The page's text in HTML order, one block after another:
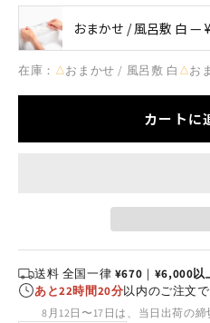
在庫： △ おまかせ / 風呂敷 白 △ お
カートに
送料 全国一律 ¥670 ｜ ¥6,000以
あと22時間20分以内のご注文で
8月12日〜17日は、当日出荷の